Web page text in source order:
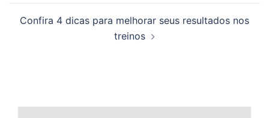
posts
Confira 4 dicas para melhorar seus resultados nos
treinos